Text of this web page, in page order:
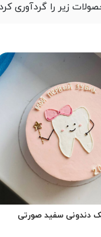
زیر را گردآوری
دندونی سفید صورتی